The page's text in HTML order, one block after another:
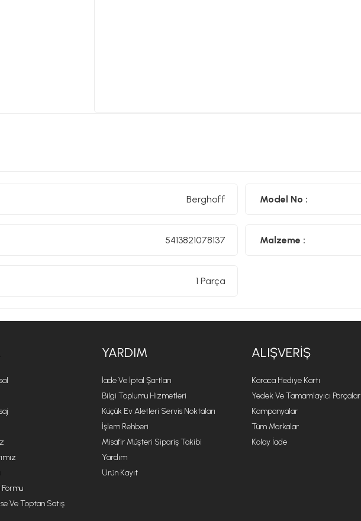
Berghoff Model No :
5413821078137 Malzeme :
1 Parça
Formu
Ve Toptan Satış
YARDIM
İade Ve İptal Şartları
Bilgi Toplumu Hizmetleri
Küçük Ev Aletleri Servis Noktaları
İşlem Rehberi
Misafir Müşteri Sipariş Takibi
Yardım
Ürün Kayıt
ALIŞVERIŞ
Karaca Hediye Kartı
Yedek Ve Tamamlayıcı Parçalar
Kampanyalar
Tüm Markalar
Kolay İade